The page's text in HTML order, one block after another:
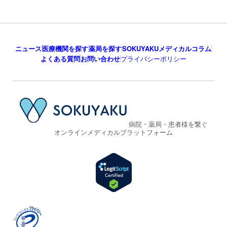
ニュース医療機関を探す薬局を探すSOKUYAKUメディカルコラム
よくある質問お問い合わせプライバシーポリシー
病院・薬局・患者様を繋ぐ
オンラインメディカルプラットフォーム